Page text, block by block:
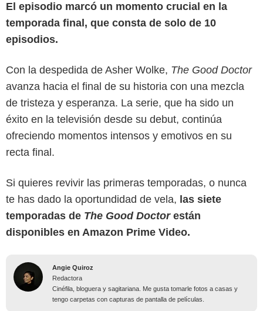
El episodio marcó un momento crucial en la
temporada final, que consta de solo de 10
episodios.
Con la despedida de Asher Wolke, The Good Doctor
avanza hacia el final de su historia con una mezcla
de tristeza y esperanza. La serie, que ha sido un
éxito en la televisión desde su debut, continúa
ofreciendo momentos intensos y emotivos en su
recta final.
Si quieres revivir las primeras temporadas, o nunca
te has dado la oportundidad de vela, las siete
temporadas de The Good Doctor están
disponibles en Amazon Prime Video.
Angie Quiroz
Redactora
Cinéfila, bloguera y sagitariana. Me gusta tomarle fotos a casas y
tengo carpetas con capturas de pantalla de películas.